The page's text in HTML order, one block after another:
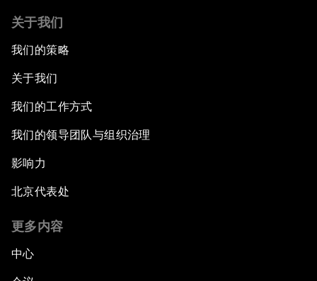
关于我们
我们的策略
关于我们
我们的工作方式
我们的领导团队与组织治理
影响力
北京代表处
更多内容
中心